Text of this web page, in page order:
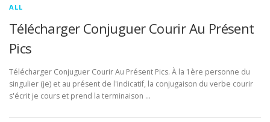
ALL
Télécharger Conjuguer Courir Au Présent
Pics
Télécharger Conjuguer Courir Au Présent Pics. À la 1ère personne du
singulier (je) et au présent de l'indicatif, la conjugaison du verbe courir
s'écrit je cours et prend la terminaison …